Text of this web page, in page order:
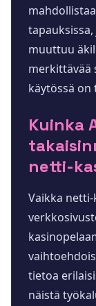
muuttuu
merkittävää
käytössä
Kuinka
netti-
Vaikka
tietoa
näistä